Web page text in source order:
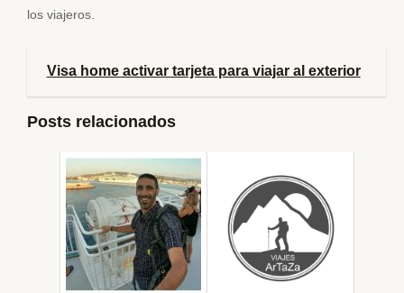
los viajeros.
Visa home activar tarjeta para viajar al exterior
Posts relacionados